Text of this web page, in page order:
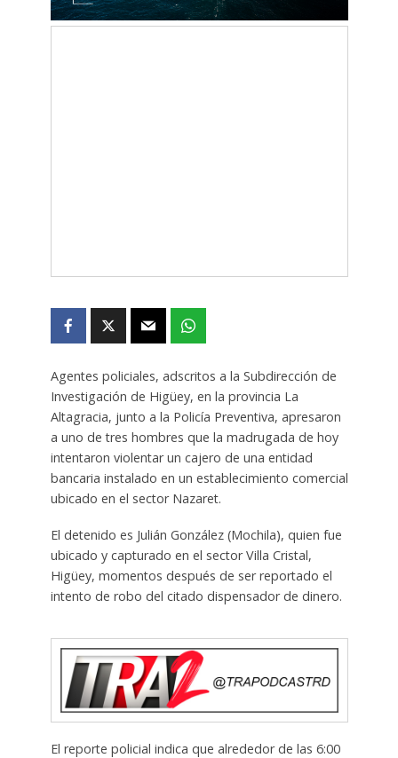
Agentes policiales, adscritos a la Subdirección de
Investigación de Higüey, en la provincia La
Altagracia, junto a la Policía Preventiva, apresaron
a uno de tres hombres que la madrugada de hoy
intentaron violentar un cajero de una entidad
bancaria instalado en un establecimiento comercial
ubicado en el sector Nazaret.
El detenido es Julián González (Mochila), quien fue
ubicado y capturado en el sector Villa Cristal,
Higüey, momentos después de ser reportado el
intento de robo del citado dispensador de dinero.
El reporte policial indica que alrededor de las 6:00